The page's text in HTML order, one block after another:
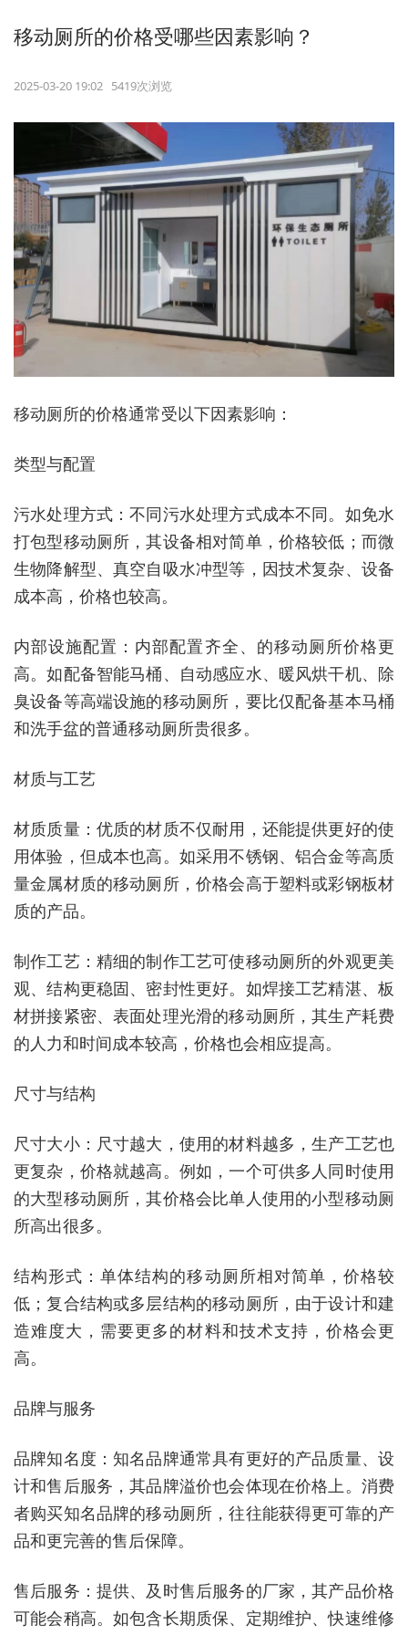
移动厕所的价格受哪些因素影响？
2025-03-20 19:02 5419次浏览
移动厕所的价格通常受以下因素影响：
类型与配置
污水处理方式：不同污水处理方式成本不同。如免水
打包型移动厕所，其设备相对简单，价格较低；而微
生物降解型、真空自吸水冲型等，因技术复杂、设备
成本高，价格也较高。
内部设施配置：内部配置齐全、的移动厕所价格更
高。如配备智能马桶、自动感应水、暖风烘干机、除
臭设备等高端设施的移动厕所，要比仅配备基本马桶
和洗手盆的普通移动厕所贵很多。
材质与工艺
材质质量：优质的材质不仅耐用，还能提供更好的使
用体验，但成本也高。如采用不锈钢、铝合金等高质
量金属材质的移动厕所，价格会高于塑料或彩钢板材
质的产品。
制作工艺：精细的制作工艺可使移动厕所的外观更美
观、结构更稳固、密封性更好。如焊接工艺精湛、板
材拼接紧密、表面处理光滑的移动厕所，其生产耗费
的人力和时间成本较高，价格也会相应提高。
尺寸与结构
尺寸大小：尺寸越大，使用的材料越多，生产工艺也
更复杂，价格就越高。例如，一个可供多人同时使用
的大型移动厕所，其价格会比单人使用的小型移动厕
所高出很多。
结构形式：单体结构的移动厕所相对简单，价格较
低；复合结构或多层结构的移动厕所，由于设计和建
造难度大，需要更多的材料和技术支持，价格会更
高。
品牌与服务
品牌知名度：知名品牌通常具有更好的产品质量、设
计和售后服务，其品牌溢价也会体现在价格上。消费
者购买知名品牌的移动厕所，往往能获得更可靠的产
品和更完善的售后保障。
售后服务：提供、及时售后服务的厂家，其产品价格
可能会稍高。如包含长期质保、定期维护、快速维修